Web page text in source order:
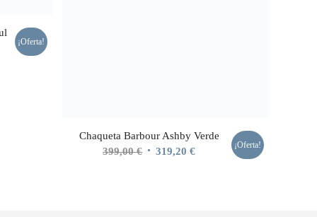
¡Oferta!
Chaqueta Barbour Ashby Verde
399,00€ El 319,20€El
¡Oferta!